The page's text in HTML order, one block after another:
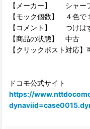
【メーカー】 シャー
【モック個数】 ４色で
【コメント】 つけは
【商品の状態】 中古
【クリックポスト対応】
ドコモ公式サイト
https://